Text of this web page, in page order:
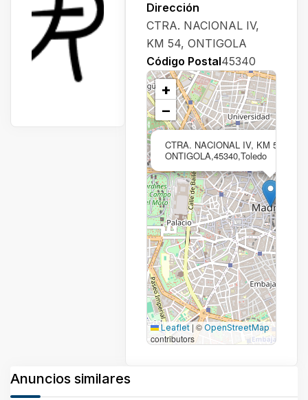
Dirección
CTRA. NACIONAL IV,
KM 54, ONTIGOLA
Código Postal45340
CTRA. NACIONAL IV, KM 54,
ONTIGOLA,45340,Toledo
+
−
Leaflet |©OpenStreetMap
contributors
Anuncios similares